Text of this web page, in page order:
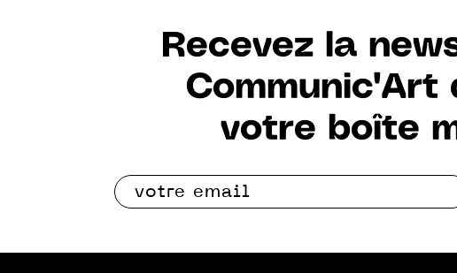
Recevez la
Communic'Art
votre boîte